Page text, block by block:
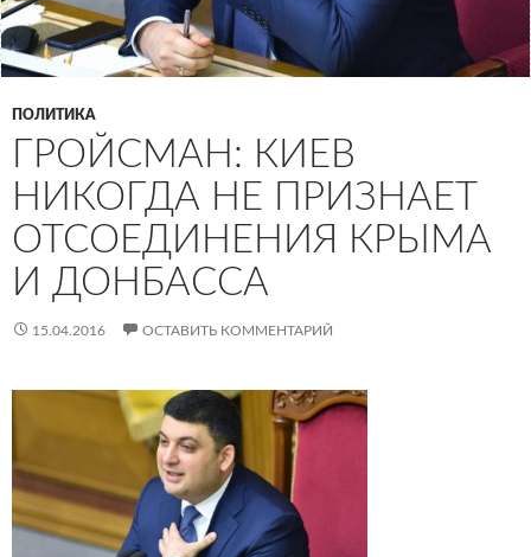
ПОЛИТИКА
ГРОЙСМАН: КИЕВ
НИКОГДА НЕ ПРИЗНАЕТ
ОТСОЕДИНЕНИЯ КРЫМА
И ДОНБАССА
15.04.2016 ОСТАВИТЬ КОММЕНТАРИЙ